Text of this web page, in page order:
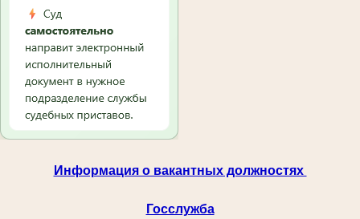
Информация о вакантных должностях
Госслужба